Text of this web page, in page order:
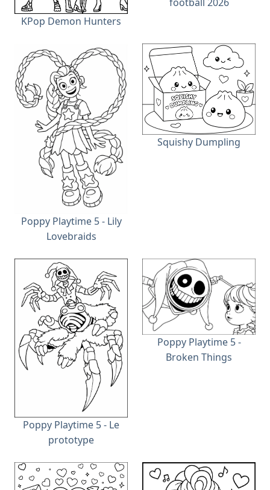
KPop Demon Hunters
Poppy Playtime 5 - Lily
Lovebraids
Squishy Dumpling
Poppy Playtime 5 - Le
prototype
Poppy Playtime 5 -
Broken Things